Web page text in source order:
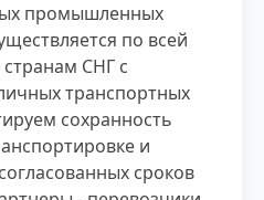
промышленных
по всей
СНГ с
транспортных
сохранность
и
сроков